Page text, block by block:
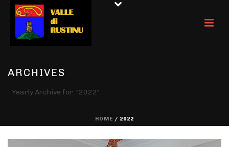
ARCHIVES
Yearly Archive for: "2022"
HOME / 2022